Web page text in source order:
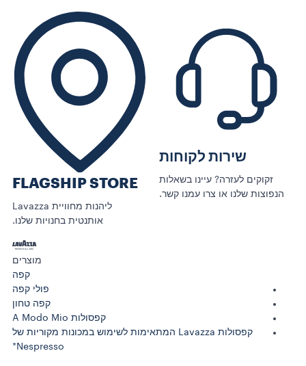
שירות לקוחות
זקוקים לעזרה? עיינו בשאלות
הנפוצות שלנו או צרו עמנו קשר.
FLAGSHIP STORE
ליהנות מחוויית Lavazza
אותנטית בחנויות שלנו.
מוצרים
קפה
פולי קפה
קפה טחון
קפסולות A Modo Mio
קפסולות Lavazza המתאימות לשימוש במכונות מקוריות של
Nespresso*